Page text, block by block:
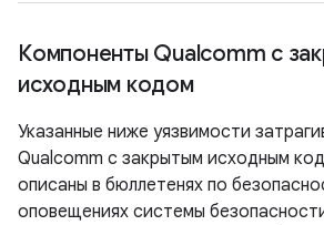
Компоненты Qualcomm с
исходным кодом
Указанные ниже уязвимости
Qualcomm с закрытым исходным
описаны в бюллетенях по
оповещениях системы